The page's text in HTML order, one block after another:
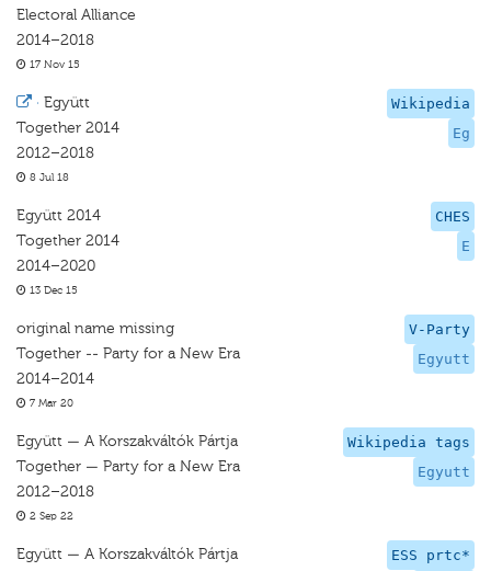
Electoral Alliance
2014–2018
17 Nov 15
Wikipedia
Eg
· Együtt
Together 2014
2012–2018
8 Jul 18
CHES
E
Együtt 2014
Together 2014
2014–2020
13 Dec 15
V-Party
Egyutt
original name missing
Together -- Party for a New Era
2014–2014
7 Mar 20
Wikipedia tags
Egyutt
Együtt — A Korszakváltók Pártja
Together — Party for a New Era
2012–2018
2 Sep 22
ESS prtc*
Együtt — A Korszakváltók Pártja